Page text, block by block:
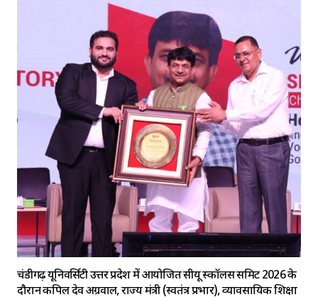
चंडीगढ़ यूनिवर्सिटी उत्तर प्रदेश में आयोजित सीयू स्कॉलर्स समिट 2026 के
दौरान कपिल देव अग्रवाल, राज्य मंत्री (स्वतंत्र प्रभार), व्यावसायिक शिक्षा